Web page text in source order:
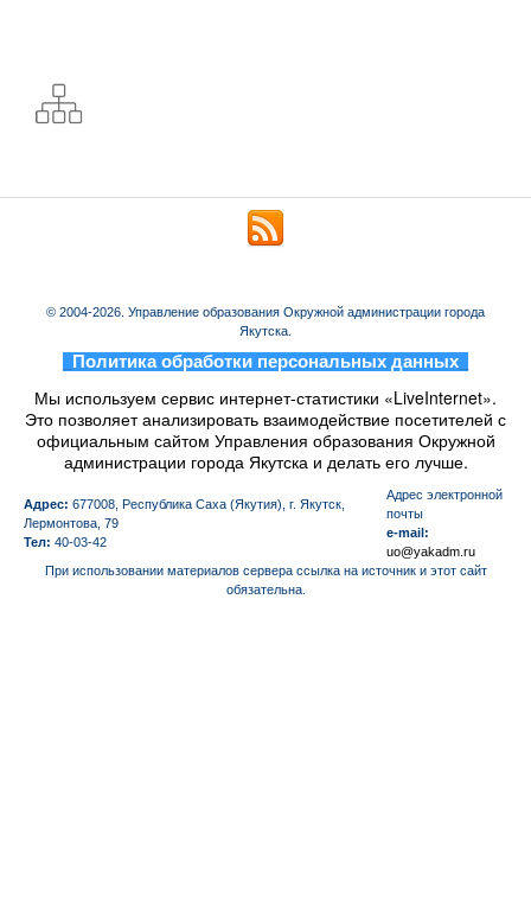
© 2004-2026. Управление образования Окружной администрации города
Якутска.
Политика обработки персональных данных
Мы используем сервис интернет-статистики «LiveInternet».
Это позволяет анализировать взаимодействие посетителей с
официальным сайтом Управления образования Окружной
администрации города Якутска и делать его лучше.
Адрес: 677008, Республика Саха (Якутия), г. Якутск,
Лермонтова, 79
Тел: 40-03-42
Aдрес электронной
почты
e-mail:
uo@yakadm.ru
При использовании материалов сервера ссылка на источник и этот сайт
обязательна.